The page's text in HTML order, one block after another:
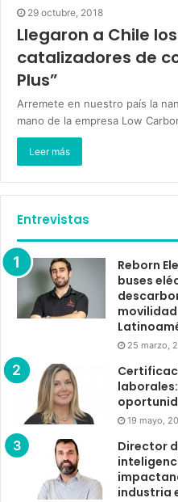
29 octubre, 2018
Llegaron a Chile
catalizadores de
Plus”
Arremete en nuestro país la
mano de la empresa Low
Leer más
Entrevistas
Reborn
buses
25 marzo,
19 mayo,
Director
industria